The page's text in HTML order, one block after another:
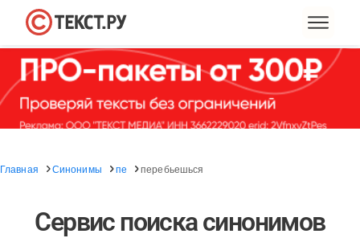
Главная Синонимы пе перебьешься
Сервис поиска синонимов